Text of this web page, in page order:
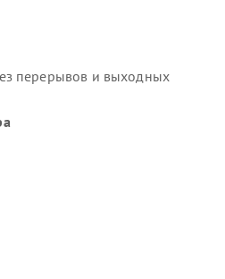
перерывов и выходных